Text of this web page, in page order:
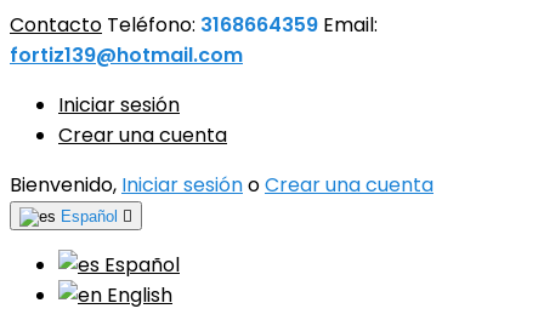
Contacto Teléfono: 3168664359 Email:
fortiz139@hotmail.com
Iniciar sesión
Crear una cuenta
Bienvenido, Iniciar sesiónoCrear una cuenta
Español 
Español
English